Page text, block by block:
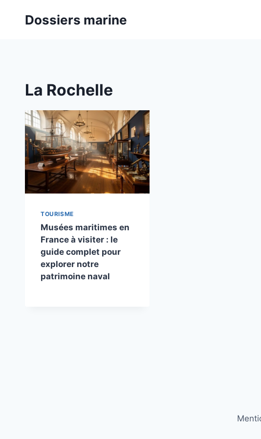
Dossiers marine
La Rochelle
TOURISME
Musées maritimes en
France à visiter : le
guide complet pour
explorer notre
patrimoine naval